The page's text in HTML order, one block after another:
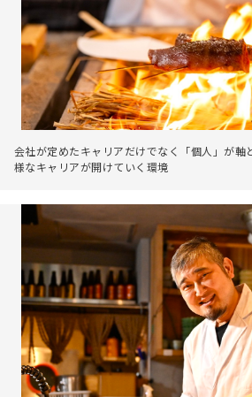
会社が定めたキャリアだけでなく「個人」が軸
様なキャリアが開けていく環境